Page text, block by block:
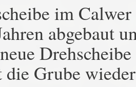
im
abgebaut
die Grube